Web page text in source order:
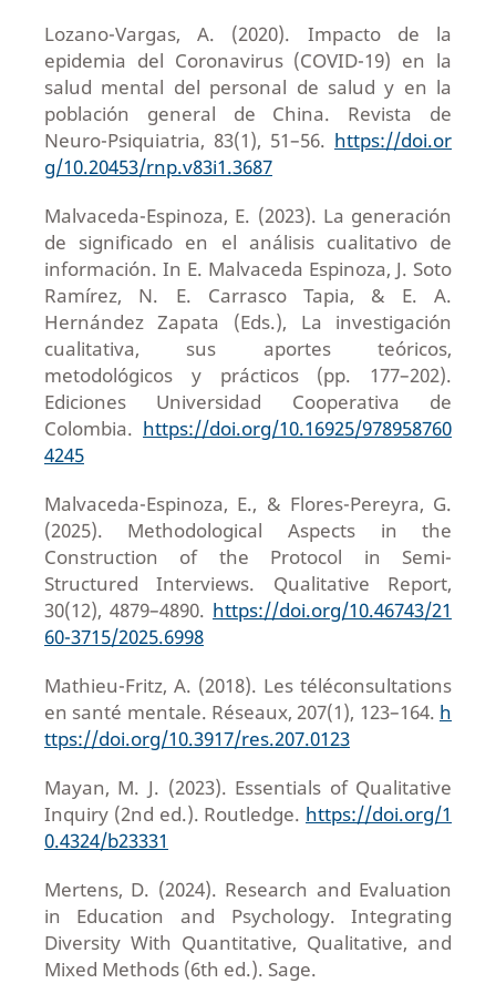
Lozano-Vargas, A. (2020). Impacto de la
epidemia del Coronavirus (COVID-19) en la
salud mental del personal de salud y en la
población general de China. Revista de
Neuro-Psiquiatria, 83(1), 51–56. https://doi.or
g/10.20453/rnp.v83i1.3687
Malvaceda-Espinoza, E. (2023). La generación
de significado en el análisis cualitativo de
información. In E. Malvaceda Espinoza, J. Soto
Ramírez, N. E. Carrasco Tapia, & E. A.
Hernández Zapata (Eds.), La investigación
cualitativa, sus aportes teóricos,
metodológicos y prácticos (pp. 177–202).
Ediciones Universidad Cooperativa de
Colombia. https://doi.org/10.16925/978958760
4245
Malvaceda-Espinoza, E., & Flores-Pereyra, G.
(2025). Methodological Aspects in the
Construction of the Protocol in Semi-
Structured Interviews. Qualitative Report,
30(12), 4879–4890. https://doi.org/10.46743/21
60-3715/2025.6998
Mathieu-Fritz, A. (2018). Les téléconsultations
en santé mentale. Réseaux, 207(1), 123–164. h
ttps://doi.org/10.3917/res.207.0123
Mayan, M. J. (2023). Essentials of Qualitative
Inquiry (2nd ed.). Routledge. https://doi.org/1
0.4324/b23331
Mertens, D. (2024). Research and Evaluation
in Education and Psychology. Integrating
Diversity With Quantitative, Qualitative, and
Mixed Methods (6th ed.). Sage.